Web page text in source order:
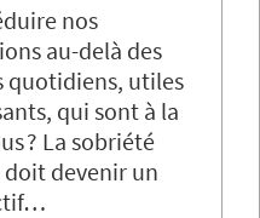
nos
au-delà des
quotidiens, utiles
qui sont à la
? La sobriété
devenir un